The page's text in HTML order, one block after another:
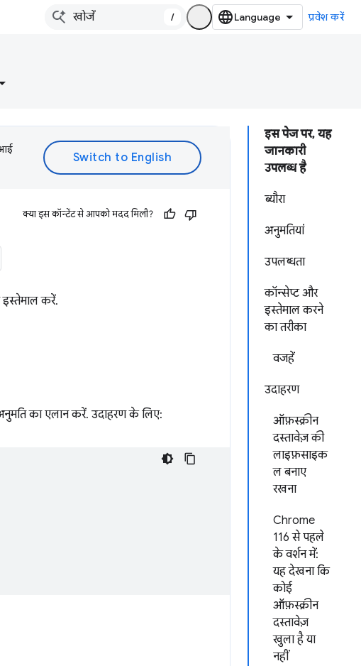
/ प्रवेश करें
इस पेज पर, यह
जानकारी
उपलब्ध है
ब्यौरा
अनुमतियां
उपलब्धता
कॉन्सेप्ट और
इस्तेमाल करने
का तरीका
वजहें
उदाहरण
ऑफ़स्क्रीन
दस्तावेज़ की
लाइफ़साइक
ल बनाए
रखना
Chrome
116 से पहले
के वर्शन में:
यह देखना कि
कोई
ऑफ़स्क्रीन
दस्तावेज़
खुला है या
नहीं
क्या इस कॉन्टेंट से आपको मदद मिली?
करें.
का एलान करें. उदाहरण के लिए: